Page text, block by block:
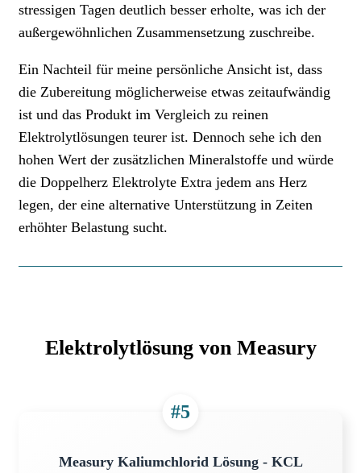
stressigen Tagen deutlich besser erholte, was ich der
außergewöhnlichen Zusammensetzung zuschreibe.
Ein Nachteil für meine persönliche Ansicht ist, dass
die Zubereitung möglicherweise etwas zeitaufwändig
ist und das Produkt im Vergleich zu reinen
Elektrolytlösungen teurer ist. Dennoch sehe ich den
hohen Wert der zusätzlichen Mineralstoffe und würde
die Doppelherz Elektrolyte Extra jedem ans Herz
legen, der eine alternative Unterstützung in Zeiten
erhöhter Belastung sucht.
Elektrolytlösung von Measury
#5
Measury Kaliumchlorid Lösung - KCL